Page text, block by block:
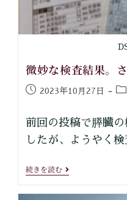
微妙な検査結果。
2023年10月27日
前回の投稿で膵臓
したが、ようやく
続きを読む